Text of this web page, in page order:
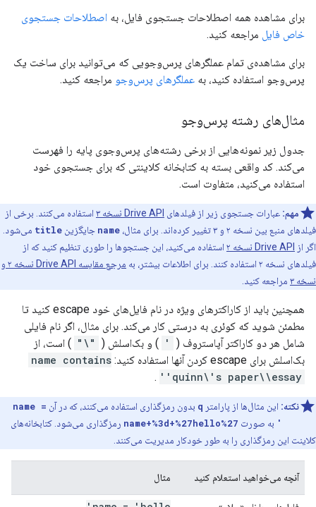
برای مشاهده همه اصطلاحات جستجوی فایل، به اصطلاحات جستجوی
خاص فایل مراجعه کنید.
برای مشاهده‌ی تمام عملگرهای پرس‌وجویی که می‌توانید برای ساخت یک
پرس‌وجو استفاده کنید، به عملگرهای پرس‌وجو مراجعه کنید.
مثال‌های رشته پرس‌وجو
جدول زیر نمونه‌هایی از برخی رشته‌های پرس‌وجوی پایه را فهرست
می‌کند. کد واقعی بسته به کتابخانه کلاینتی که برای جستجوی خود
استفاده می‌کنید، متفاوت است.
مهم: عبارات جستجوی زیر از فیلدهای Drive API نسخه ۳
استفاده می‌کنند. برخی از
فیلدهای منبع بین نسخه ۲ و ۳ تغییر کرده‌اند. برای مثال،
name جایگزین title می‌شود.
اگر از Drive API نسخه ۲
استفاده می‌کنید، این جستجوها را طوری تنظیم کنید که از
فیلدهای نسخه ۲ استفاده کنند. برای اطلاعات بیشتر، به
مرجع مقایسه Drive API نسخه ۲ و
نسخه ۳
مراجعه کنید.
همچنین باید از کاراکترهای ویژه در نام فایل‌های خود escape کنید تا
مطمئن شوید که کوئری به درستی کار می‌کند. برای مثال، اگر نام فایلی
شامل هر دو کاراکتر آپاستروف (
' ) و بک‌اسلش ( "\" ) است، از
بک‌اسلش برای escape کردن آنها استفاده کنید:
name contains
'quinn\'s paper\\essay'
.
نکته: این مثال‌ها از پارامتر q بدون رمزگذاری استفاده می‌کنند، که در آن name =
به صورت name+%3d+%27hello%27 رمزگذاری می‌شود. کتابخانه‌های
کلاینت این رمزگذاری را به طور خودکار مدیریت می‌کنند.
آنچه می‌خواهید استعلام کنید مثال